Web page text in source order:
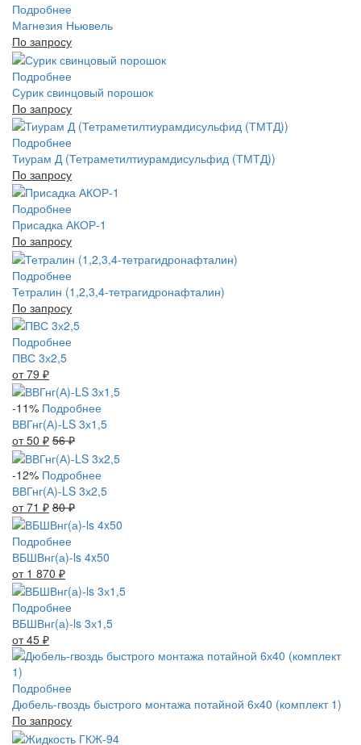
Подробнее
Магнезия Ньювель
По запросу
Подробнее
Сурик свинцовый порошок
По запросу
Подробнее
Тиурам Д (Тетраметилтиурамдисульфид (ТМТД))
По запросу
Подробнее
Присадка АКОР-1
По запросу
Подробнее
Тетралин (1,2,3,4-тетрагидронафталин)
По запросу
Подробнее
ПВС 3х2,5
от 79 ₽
-11% Подробнее
ВВГнг(А)-LS 3х1,5
от 50 ₽ 56₽
-12% Подробнее
ВВГнг(А)-LS 3х2,5
от 71 ₽ 80₽
Подробнее
ВБШВнг(а)-ls 4x50
от 1 870 ₽
Подробнее
ВБШВнг(а)-ls 3х1,5
от 45 ₽
Подробнее
Дюбель-гвоздь быстрого монтажа потайной 6х40 (комплект 1)
По запросу